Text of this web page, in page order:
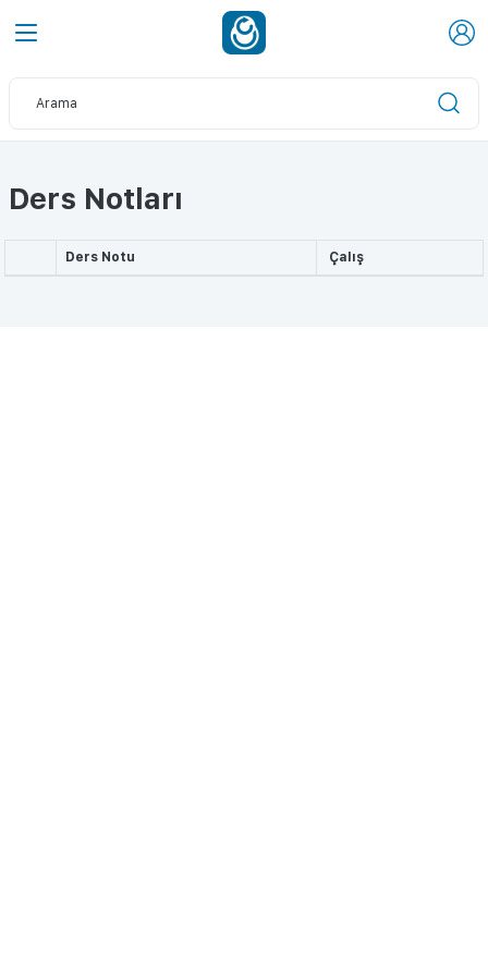
Ders Notları
Ders Notu Çalış